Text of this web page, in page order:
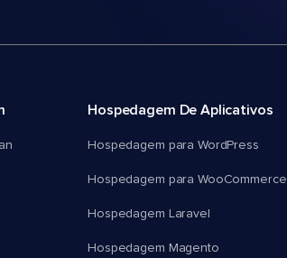
Hospedagem De Aplicativos
Hospedagem para WordPress
Hospedagem para WooCommerce
Hospedagem Laravel
Hospedagem Magento